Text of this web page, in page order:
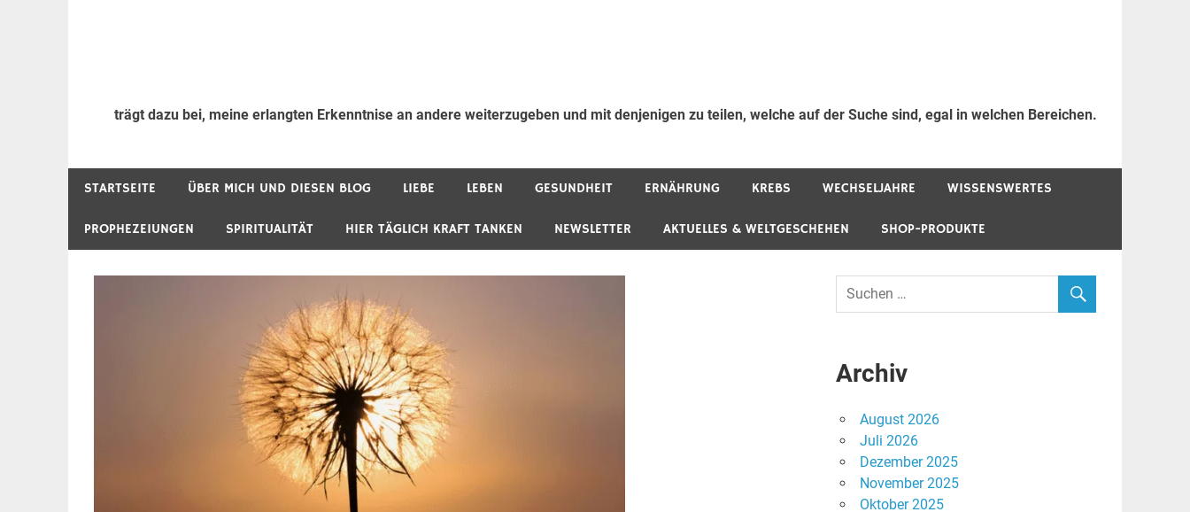
trägt dazu bei, meine erlangten Erkenntnise an andere weiterzugeben und mit denjenigen zu teilen, welche auf der Suche sind, egal in welchen Bereichen.
STARTSEITE ÜBER MICH UND DIESEN BLOG LIEBE LEBEN GESUNDHEIT ERNÄHRUNG KREBS WECHSELJAHRE WISSENSWERTES
PROPHEZEIUNGEN SPIRITUALITÄT HIER TÄGLICH KRAFT TANKEN NEWSLETTER AKTUELLES & WELTGESCHEHEN SHOP-PRODUKTE
Archiv
August 2026
Juli 2026
Dezember 2025
November 2025
Oktober 2025